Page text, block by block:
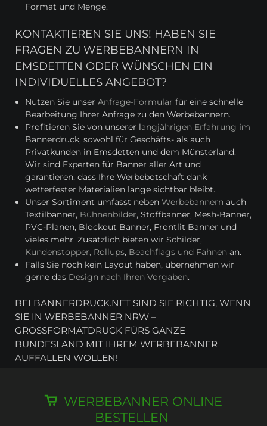
Format und Menge.
KONTAKTIEREN SIE UNS! HABEN SIE
FRAGEN ZU WERBEBANNERN IN
EMSDETTEN ODER WÜNSCHEN EIN
INDIVIDUELLES ANGEBOT?
Nutzen Sie unserAnfrage-Formular für eine schnelle
Bearbeitung Ihrer Anfrage zu den Werbebannern.
Profitieren Sie von unserer langjährigen Erfahrung im
Bannerdruck, sowohl für Geschäfts- als auch
Privatkunden in Emsdetten und dem Münsterland.
Wir sind Experten für Banner aller Art und
garantieren, dass Ihre Werbebotschaft dank
wetterfester Materialien lange sichtbar bleibt.
Unser Sortiment umfasst nebenWerbebannern auch
Textilbanner, Bühnenbilder, Stoffbanner, Mesh-Banner,
PVC-Planen, Blockout Banner, Frontlit Banner und
vieles mehr. Zusätzlich bieten wir Schilder,
Kundenstopper, Rollups, Beachflags und Fahnen an.
Falls Sie noch kein Layout haben, übernehmen wir
gerne das Design nach Ihren Vorgaben.
BEI BANNERDRUCK.NET SIND SIE RICHTIG, WENN
SIE IN WERBEBANNER NRW –
GROSSFORMATDRUCK FÜRS GANZE B
UNDESLAND MIT IHREM WERBEBANNER A
UFFALLEN WOLLEN!
WERBEBANNER ONLINE
BESTELLEN